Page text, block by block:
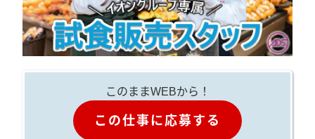
このままWEBから！
この仕事に応募する